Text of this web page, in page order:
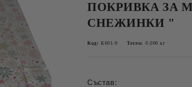
ПОКРИВКА ЗА
СНЕЖИНКИ "
Код: К601-9 Тегло: 0.000 кг
Състав: